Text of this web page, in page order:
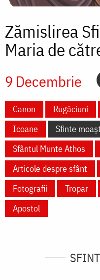
Zămislirea
Maria de
9 Decembrie
Canon Rugăciuni
Icoane
Sfinte
Sfântul Munte Athos
Articole despre sfânt
Fotografii
Tropar
Apostol